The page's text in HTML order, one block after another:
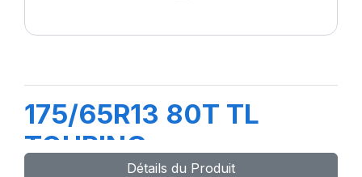
175/65R13 80T TL
TOURING
Détails du Produit